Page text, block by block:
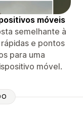
móveis
semelhante à
e pontos
para uma
móvel.